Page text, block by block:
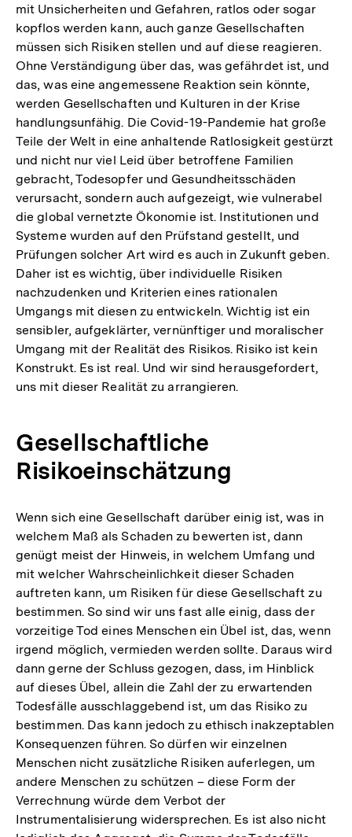
mit Unsicherheiten und Gefahren, ratlos oder sogar
kopflos werden kann, auch ganze Gesellschaften
müssen sich Risiken stellen und auf diese reagieren.
Ohne Verständigung über das, was gefährdet ist, und
das, was eine angemessene Reaktion sein könnte,
werden Gesellschaften und Kulturen in der Krise
handlungsunfähig. Die Covid-19-Pandemie hat große
Teile der Welt in eine anhaltende Ratlosigkeit gestürzt
und nicht nur viel Leid über betroffene Familien
gebracht, Todesopfer und Gesundheitsschäden
verursacht, sondern auch aufgezeigt, wie vulnerabel
die global vernetzte Ökonomie ist. Institutionen und
Systeme wurden auf den Prüfstand gestellt, und
Prüfungen solcher Art wird es auch in Zukunft geben.
Daher ist es wichtig, über individuelle Risiken
nachzudenken und Kriterien eines rationalen
Umgangs mit diesen zu entwickeln. Wichtig ist ein
sensibler, aufgeklärter, vernünftiger und moralischer
Umgang mit der Realität des Risikos. Risiko ist kein
Konstrukt. Es ist real. Und wir sind herausgefordert,
uns mit dieser Realität zu arrangieren.
Gesellschaftliche
Risikoeinschätzung
Wenn sich eine Gesellschaft darüber einig ist, was in
welchem Maß als Schaden zu bewerten ist, dann
genügt meist der Hinweis, in welchem Umfang und
mit welcher Wahrscheinlichkeit dieser Schaden
auftreten kann, um Risiken für diese Gesellschaft zu
bestimmen. So sind wir uns fast alle einig, dass der
vorzeitige Tod eines Menschen ein Übel ist, das, wenn
irgend möglich, vermieden werden sollte. Daraus wird
dann gerne der Schluss gezogen, dass, im Hinblick
auf dieses Übel, allein die Zahl der zu erwartenden
Todesfälle ausschlaggebend ist, um das Risiko zu
bestimmen. Das kann jedoch zu ethisch inakzeptablen
Konsequenzen führen. So dürfen wir einzelnen
Menschen nicht zusätzliche Risiken auferlegen, um
andere Menschen zu schützen – diese Form der
Verrechnung würde dem Verbot der
Instrumentalisierung widersprechen. Es ist also nicht